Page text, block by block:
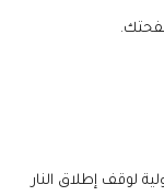
لوقف إطلاق النار